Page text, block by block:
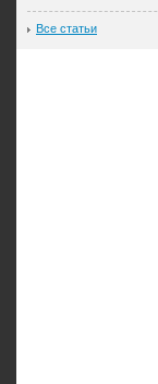
Все статьи